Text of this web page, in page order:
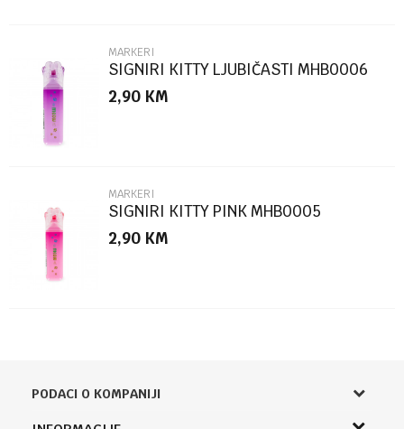
POŠALJI
MARKERI
SIGNIRI KITTY LJUBIČASTI MHB0006
2,90 KM
MARKERI
SIGNIRI KITTY PINK MHB0005
2,90 KM
PODACI O KOMPANIJI
Knjižara Kultura